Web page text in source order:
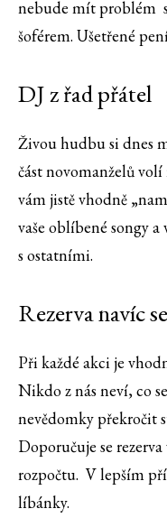
nebude mít problém
šoférem. Ušetřené
DJ z řad přátel
Živou hudbu si dnes
část novomanželů
vám jistě vhodně
vaše oblíbené songy
s ostatními.
Rezerva navíc
Při každé akci je
Nikdo z nás neví, co
nevědomky překročit
Doporučuje se
rozpočtu. V lepším
líbánky.